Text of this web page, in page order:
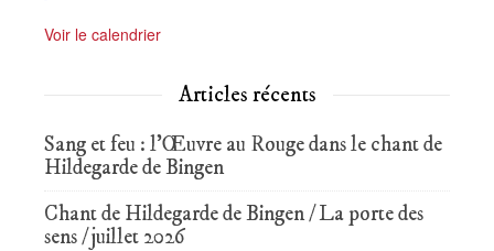
Voir le calendrier
Articles récents
Sang et feu : l’Œuvre au Rouge dans le chant de
Hildegarde de Bingen
Chant de Hildegarde de Bingen / La porte des
sens / juillet 2026